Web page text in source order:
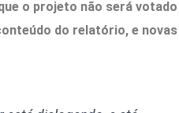
o projeto não será votado
do relatório, e novas